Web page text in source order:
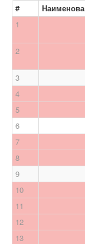
#
1
2
3
4
5
6
7
8
9
10
11
12
13